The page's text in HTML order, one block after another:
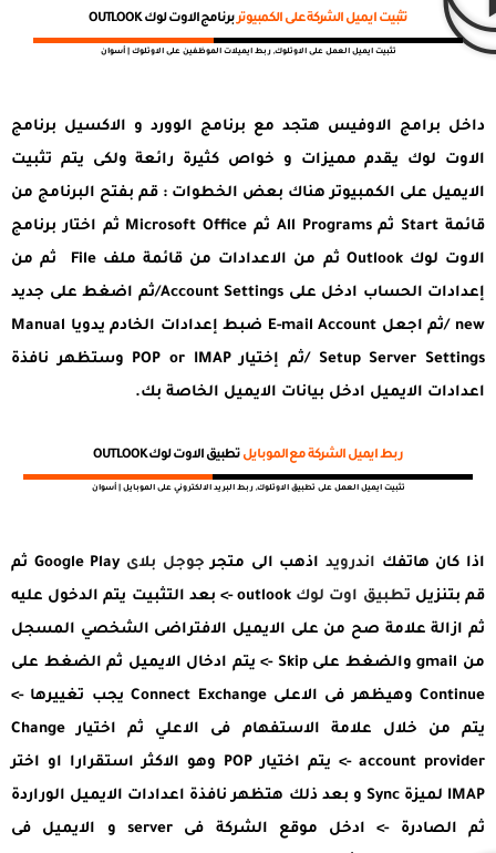
تثبيت ايميل الشركة على الكمبيوتربرنامج الاوت لوك OUTLOOK
تثبيت ايميل العمل على الاوتلوك, ربط ايميلات الموظفين على الاوتلوك | أسوان
داخل برامج الاوفيس هتجد مع برنامج الوورد و الاكسيل برنامج
الاوت لوك يقدم مميزات و خواص كثيرة رائعة ولكى يتم تثبيت
الايميل على الكمبيوتر هناك بعض الخطوات : قم بفتح البرنامج من
قائمة Start ثم All Programs ثم Microsoft Office ثم اختار برنامج
الاوت لوك Outlook ثم من الاعدادات من قائمة ملف File ثم من
إعدادات الحساب ادخل على Account Settings/ثم اضغط على جديد
new /ثم اجعل E-mail Account ضبط إعدادات الخادم يدويا Manual
Setup Server Settings /ثم إختيار POP or IMAP وستظهر نافذة
اعدادات الايميل ادخل بيانات الايميل الخاصة بك.
ربط ايميل الشركة مع الموبايل تطبيق الاوت لوك OUTLOOK
تثبيت ايميل العمل على تطبيق الاوتلوك, ربط البريد الالكتروني على الموبايل | أسوان
اذا كان هاتفك اندرويداذهب الى متجر جوجل بلاى
Google Play ثم
قم بتنزيل تطبيق اوت لوك
outlook -> بعد التثبيت يتم الدخول عليه
ثم ازالة علامة صح من على الايميل الافتراضى الشخصي المسجل
من gmail والضغط على Skip -> يتم ادخال الايميل ثم الضغط على
Continue وهيظهر فى الاعلى Connect Exchange يجب تغييرها ->
يتم من خلال علامة الاستفهام فى الاعلي ثم اختيار Change
account provider -> يتم اختيار POP وهو الاكثر استقرارا او اختر
IMAP لميزة Sync و بعد ذلك هتظهر نافذة اعدادات الايميل الوراردة
ثم الصادرة -> ادخل موقع الشركة فى server و الايميل فى